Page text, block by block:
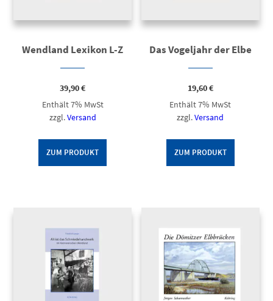
Wendland Lexikon L-Z
39,90€
Enthält 7% MwSt
zzgl.Versand
ZUM PRODUKT
Das Vogeljahr der Elbe
19,60€
Enthält 7% MwSt
zzgl.Versand
ZUM PRODUKT